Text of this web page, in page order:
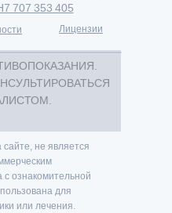
707 353 405
не является
ознакомительной
для
или лечения.
Лицензии